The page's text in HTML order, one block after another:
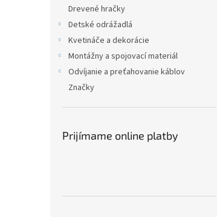
Drevené hračky
Detské odrážadlá
Kvetináče a dekorácie
Montážny a spojovací materiál
Odvíjanie a preťahovanie káblov
Značky
Prijímame online platby